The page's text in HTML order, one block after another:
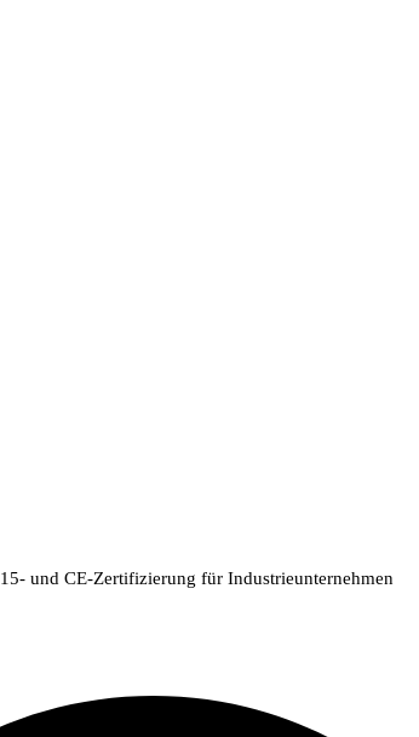
und CE-Zertifizierung für Industrieunternehmen